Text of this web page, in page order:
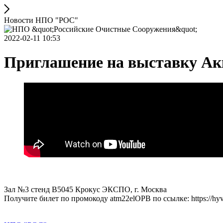
Новости НПО "РОС"
2022-02-11 10:53
Приглашение на выставку
Зал №3 стенд B5045 Крокус ЭКСПО, г. Москва
Получите билет по промокоду atm22elOPB по ссылке: https://